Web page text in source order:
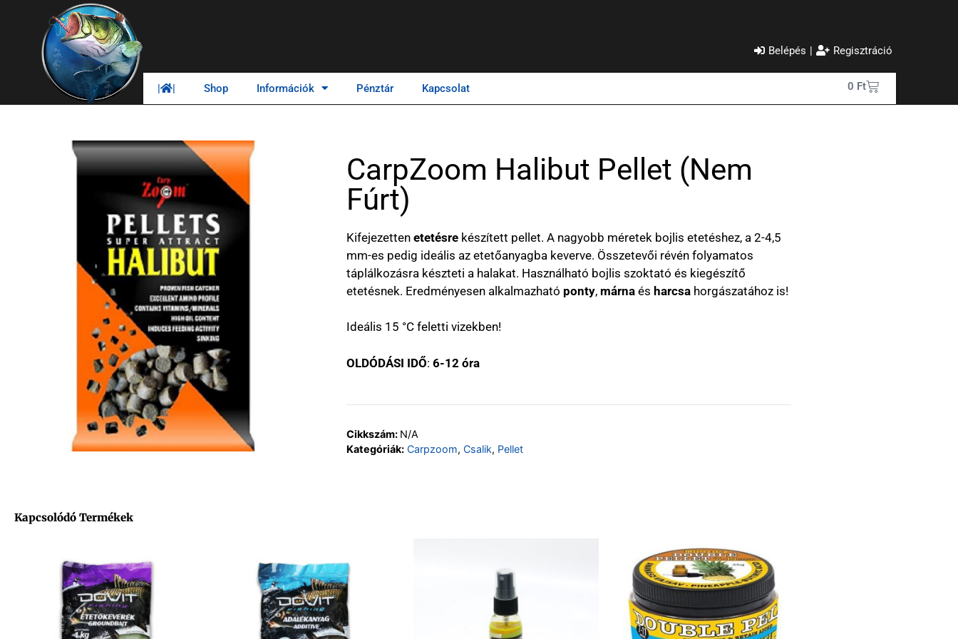
Belépés | Regisztráció
| | Shop Információk Pénztár Kapcsolat 0 Ft
CarpZoom Halibut Pellet (nem
Fúrt)
Kifejezetten etetésre készített pellet. A nagyobb méretek bojlis etetéshez, a 2-4,5
mm-es pedig ideális az etetőanyagba keverve. Összetevői révén folyamatos
táplálkozásra készteti a halakat. Használható bojlis szoktató és kiegészítő
etetésnek. Eredményesen alkalmazható ponty, márna és harcsa horgászatához is!
Ideális 15 °C feletti vizekben!
OLDÓDÁSI IDŐ: 6-12 óra
Cikkszám: N/A
Kategóriák: Carpzoom, Csalik, Pellet
Kapcsolódó Termékek